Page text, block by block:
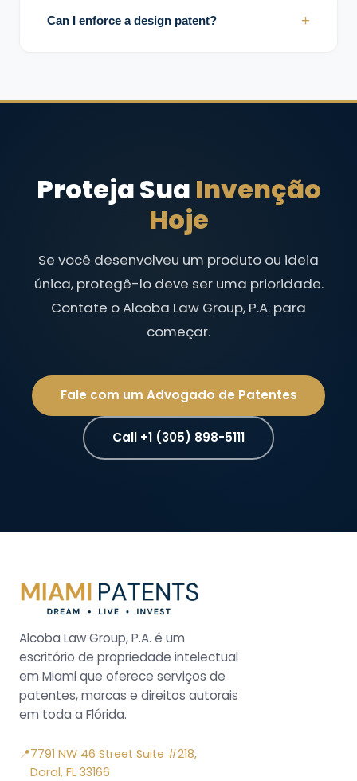
padrões legais.
Can I enforce a design patent? +
Proteja Sua Invenção
Hoje
Se você desenvolveu um produto ou ideia
única, protegê-lo deve ser uma prioridade.
Contate o Alcoba Law Group, P.A. para
começar.
Fale com um Advogado de Patentes
Call +1 (305) 898-5111
Alcoba Law Group, P.A. é um
escritório de propriedade intelectual
em Miami que oferece serviços de
patentes, marcas e direitos autorais
em toda a Flórida.
📍7791 NW 46 Street Suite #218,
Doral, FL 33166